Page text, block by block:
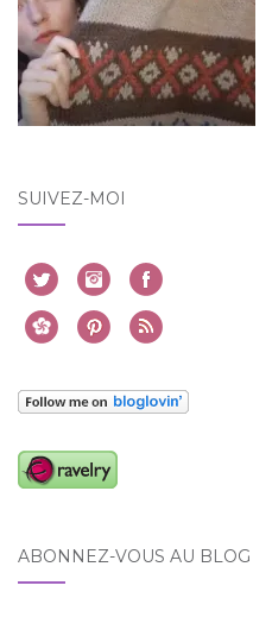
SUIVEZ-MOI
ABONNEZ-VOUS AU BLOG